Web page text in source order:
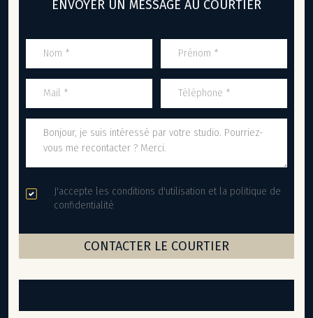
ENVOYER UN MESSAGE AU COURTIER
J'accepte les conditions d'utilisation et la politique de
confidentialité